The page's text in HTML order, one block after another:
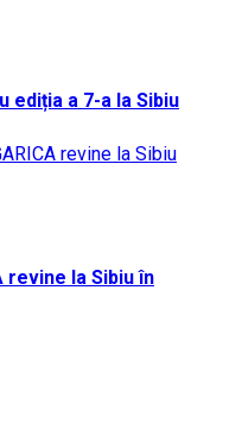
ediția a 7-a la Sibiu
revine la Sibiu în